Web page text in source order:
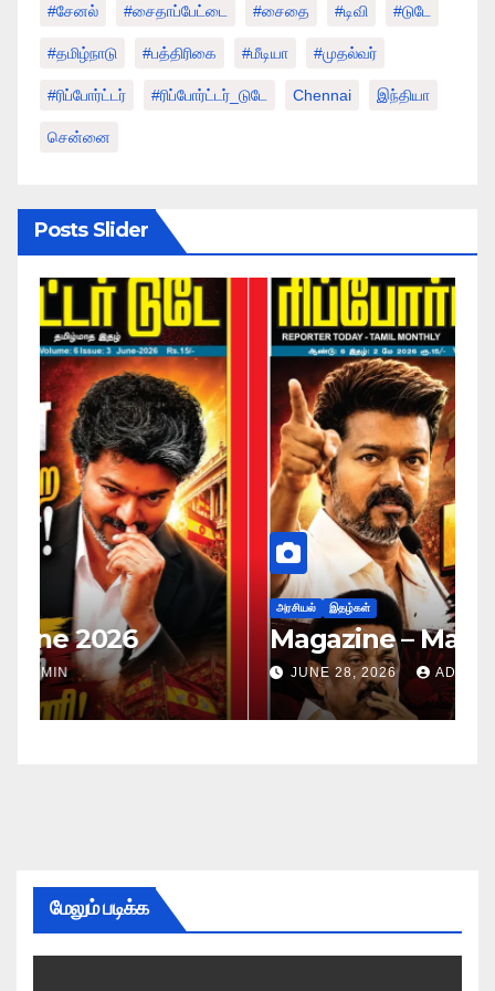
#சேனல் #சைதாப்பேட்டை #சைதை #டிவி #டுடே
#தமிழ்நாடு #பத்திரிகை #மீடியா #முதல்வர்
#ரிப்போர்ட்டர் #ரிப்போர்ட்டர்_டுடே Chennai இந்தியா
சென்னை
Posts Slider
இதழ்கள்
Magazine – May 2026
JUNE 28, 2026 ADMIN
மேலும் படிக்க